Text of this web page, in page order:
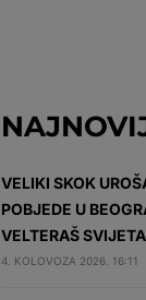
VELIKI SKOK
POBJEDE U
VELTERAŠ SVIJETA
4. KOLOVOZA 2026. 16:11